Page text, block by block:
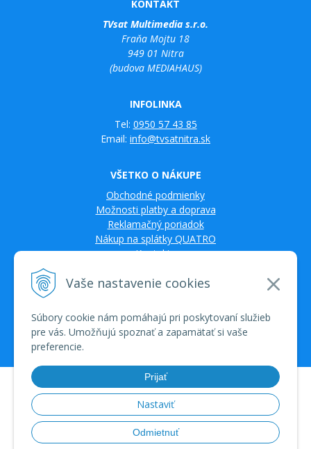
Vaše nastavenie cookies
Súbory cookie nám pomáhajú pri poskytovaní služieb
pre vás. Umožňujú spoznať a zapamätať si vaše
preferencie.
Prijať
Nastaviť
Odmietnuť
KONTAKT
TVsat Multimedia s.r.o.
Fraňa Mojtu 18
949 01 Nitra
(budova MEDIAHAUS)
INFOLINKA
Tel: 0950 57 43 85
Email: info@tvsatnitra.sk
VŠETKO O NÁKUPE
Obchodné podmienky
Možnosti platby a doprava
Reklamačný poriadok
Nákup na splátky QUATRO
Kontakty
© 2026 TV SAT Multimédiá • tvorba eshopu cez UNIobchod, webhosting
spoločnosti WEBYGROUP • dbartzvyšovanie návštevnosti•